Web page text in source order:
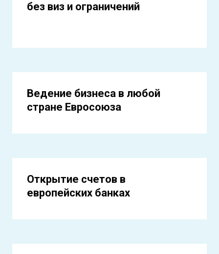
без виз и ограничений
Ведение бизнеса в любой
стране Евросоюза
Открытие счетов в
европейских банках